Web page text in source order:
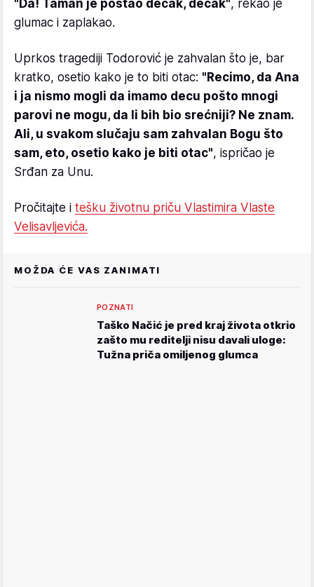
"Da! Taman je postao dečak, dečak", rekao je
glumac i zaplakao.
Uprkos tragediji Todorović je zahvalan što je, bar
kratko, osetio kako je to biti otac: "Recimo, da Ana
i ja nismo mogli da imamo decu pošto mnogi
parovi ne mogu, da li bih bio srećniji? Ne znam.
Ali, u svakom slučaju sam zahvalan Bogu što
sam, eto, osetio kako je biti otac", ispričao je
Srđan za Unu.
Pročitajte i tešku životnu priču Vlastimira Vlaste
Velisavljevića.
MOŽDA ĆE VAS ZANIMATI
POZNATI
Taško Načić je pred kraj života otkrio
zašto mu reditelji nisu davali uloge:
Tužna priča omiljenog glumca